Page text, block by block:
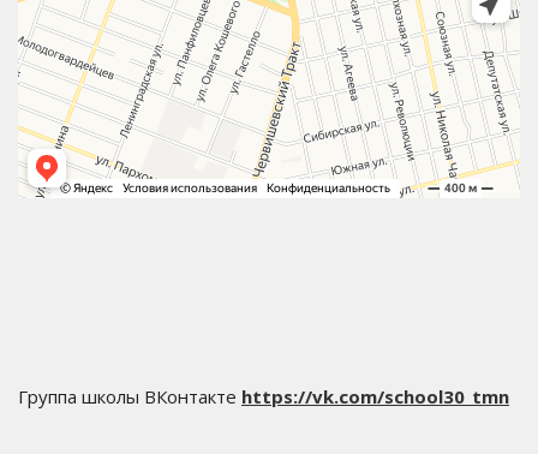
Группа школы ВКонтакте https://vk.com/school30_tmn